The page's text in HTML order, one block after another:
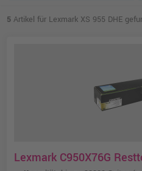
5 Artikel für Lexmark XS 955 DHE
Lexmark C950X76G